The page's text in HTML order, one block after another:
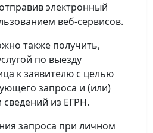
электронный
веб-сервисов.
также получить,
по выезду
к заявителю с целью
запроса и (или)
сведений из ЕГРН.
запроса при личном